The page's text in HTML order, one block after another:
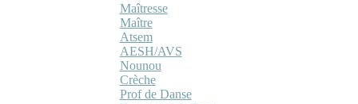
Maîtresse
Maître
Atsem
AESH/AVS
Nounou
Crèche
Prof de Danse